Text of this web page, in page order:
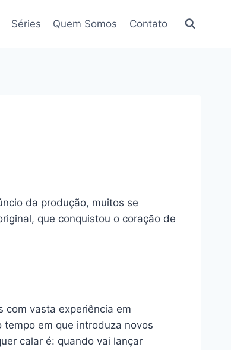
Séries Quem Somos Contato
da produção, muitos se
que conquistou o coração de
com vasta experiência em
em que introduza novos
calar é: quando vai lançar